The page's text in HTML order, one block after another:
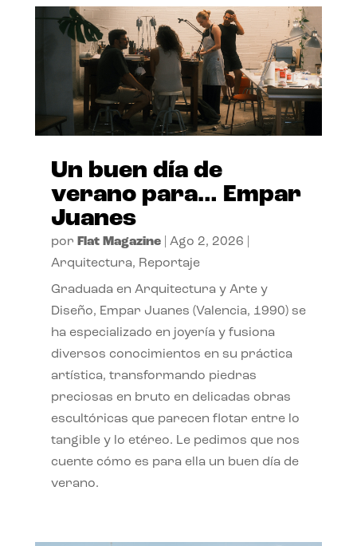
Un buen día de
verano para… Empar
Juanes
por Flat Magazine| Ago 2, 2026
Arquitectura, Reportaje
Graduada en Arquitectura y Arte y
Diseño, Empar Juanes (Valencia, 1990) se
ha especializado en joyería y fusiona
diversos conocimientos en su práctica
artística, transformando piedras
preciosas en bruto en delicadas obras
escultóricas que parecen flotar entre lo
tangible y lo etéreo. Le pedimos que nos
cuente cómo es para ella un buen día de
verano.